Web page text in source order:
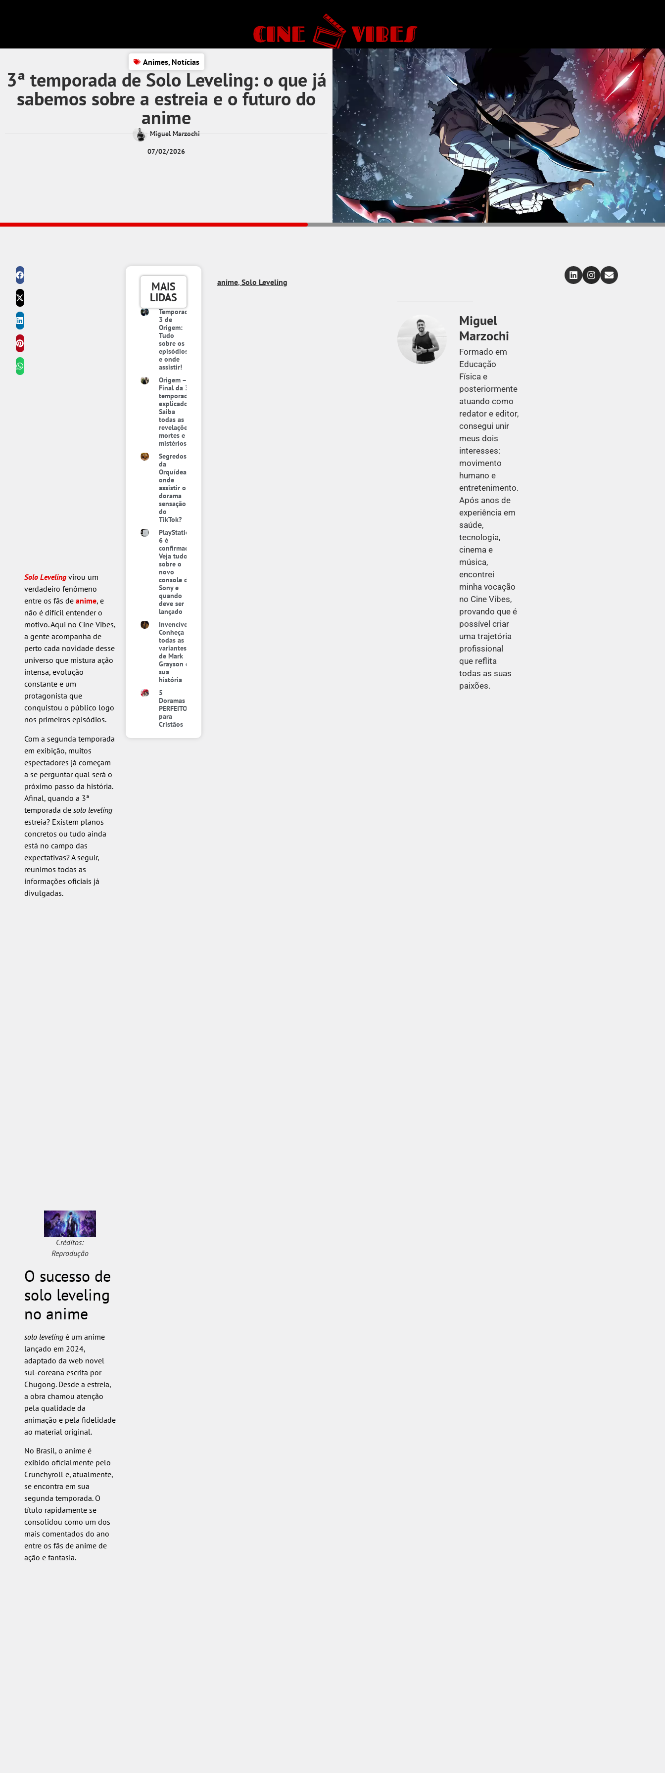
Animes, Notícias
3ª temporada de Solo Leveling: o que já
sabemos sobre a estreia e o futuro do
anime
Miguel Marzochi
07/02/2026
Solo Levelingvirou um
verdadeiro fenômeno
entre os fãs de anime, e
não é difícil entender o
motivo. Aqui no Cine Vibes,
a gente acompanha de
perto cada novidade desse
universo que mistura ação
intensa, evolução
constante e um
protagonista que
conquistou o público logo
nos primeiros episódios.
Com a segunda temporada
em exibição, muitos
espectadores já começam
a se perguntar qual será o
próximo passo da história.
Afinal, quando a 3ª
temporada de solo leveling
estreia? Existem planos
concretos ou tudo ainda
está no campo das
expectativas? A seguir,
reunimos todas as
informações oficiais já
divulgadas.
Créditos:
Reprodução
O sucesso de
solo leveling
no anime
solo levelingé um anime
lançado em 2024,
adaptado da web novel
sul-coreana escrita por
Chugong. Desde a estreia,
a obra chamou atenção
pela qualidade da
animação e pela fidelidade
ao material original.
No Brasil, o anime é
exibido oficialmente pelo
Crunchyroll e, atualmente,
se encontra em sua
segunda temporada. O
título rapidamente se
consolidou como um dos
mais comentados do ano
entre os fãs de anime de
ação e fantasia.
MAIS
LIDAS
Temporada
3 de
Origem:
Tudo
sobre os
episódios
e onde
assistir!
Origem –
Final da 3ª
temporada
explicado:
Saiba
todas as
revelações,
mortes e
mistérios
Segredos
da
Orquídea:
onde
assistir o
dorama
sensação
do
TikTok?
PlayStation
6 é
confirmado:
Veja tudo
sobre o
novo
console da
Sony e
quando
deve ser
lançado
Invencível:
Conheça
todas as
variantes
de Mark
Grayson e
sua
história
5
Doramas
PERFEITOS
para
Cristãos
anime, Solo Leveling
Miguel
Marzochi
Formado em
Educação
Física e
posteriormente
atuando como
redator e editor,
consegui unir
meus dois
interesses:
movimento
humano e
entretenimento.
Após anos de
experiência em
saúde,
tecnologia,
cinema e
música,
encontrei
minha vocação
no Cine Vibes,
provando que é
possível criar
uma trajetória
profissional
que reflita
todas as suas
paixões.